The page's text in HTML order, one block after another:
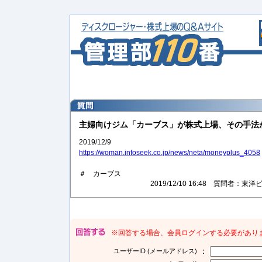
主婦向けジム「カーブス」が株式上場、その手法
2019/12/9
https://woman.infoseek.co.jp/news/neta/moneyplus_4058
＃ カーブス
2019/12/10 16:48 質問者：東洋
※回答する場合、会員ログインする必要があり
ユーザーID (メールアドレス) ：